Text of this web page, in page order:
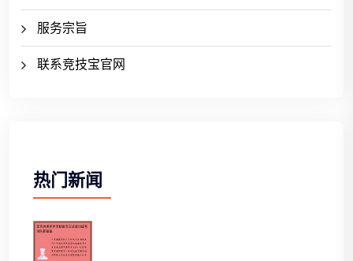
服务宗旨
联系竞技宝官网
热门新闻